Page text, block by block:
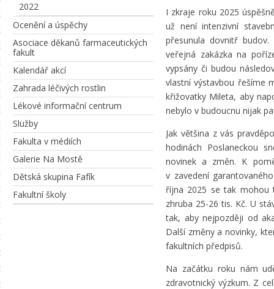
2022
Ocenění a úspěchy
Asociace děkanů farmaceutických
fakult
Kalendář akcí
Zahrada léčivých rostlin
Lékové informační centrum
Služby
Fakulta v médiích
Galerie Na Mostě
Dětská skupina Fafík
Fakultní školy
I zkraje roku 2025
už není intenzivní
přesunula dovnitř
veřejná zakázka na
vypsány či budou
vlastní výstavbou řešíme
křižovatky Mileta, aby
nebylo v budoucnu nijak
Jak většina z vás
hodinách Poslaneckou
novinek a změn. K
v zavedení
října 2025 se tak mohou
zhruba 25-26 tis. Kč. U
tak, aby nejpozději od
Další změny a novinky,
fakultních předpisů.
Na začátku roku nám
zdravotnický výzkum. Z